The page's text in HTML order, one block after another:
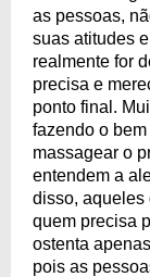
as pessoas,
suas atitudes
realmente for
precisa e
ponto final.
fazendo o
massagear o
entendem a
disso, aqueles
quem precisa
ostenta
pois as